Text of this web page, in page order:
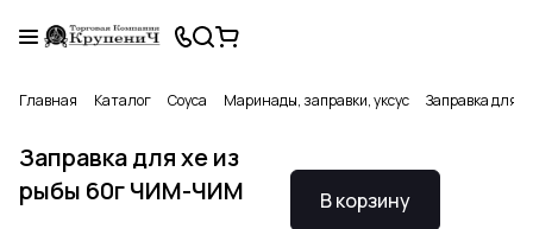
Главная Каталог Соуса Маринады, заправки, уксус Заправка для
Заправка для хе из
рыбы 60г ЧИМ-ЧИМ
В корзину